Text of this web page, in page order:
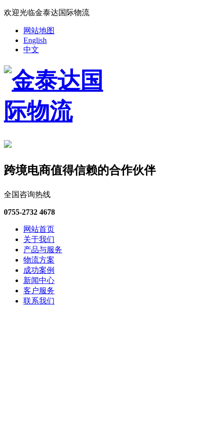
欢迎光临金泰达国际物流
网站地图
English
中文
跨境电商值得信赖的合作伙伴
全国咨询热线
0755-2732 4678
网站首页
关于我们
产品与服务
物流方案
成功案例
新闻中心
客户服务
联系我们